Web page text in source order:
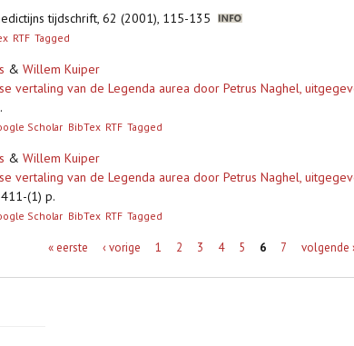
tijdschrift, 62 (2001), 115-135
RTF Tagged
& Willem Kuiper
vertaling van de Legenda aurea door Petrus Naghel,
Scholar BibTex RTF Tagged
& Willem Kuiper
vertaling van de Legenda aurea door Petrus Naghel,
411-(1) p.
Scholar BibTex RTF Tagged
« eerste ‹ vorige 1 2 3 4 5 6 7 volgende